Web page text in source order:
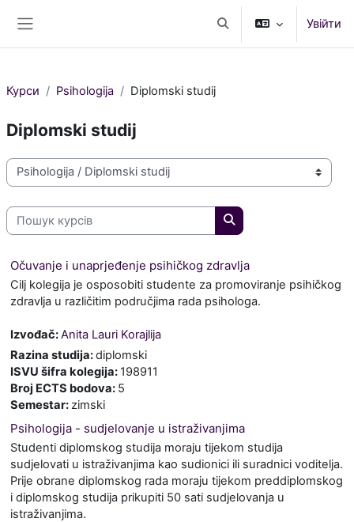
Переключити Увійти
Курси Psihologija Diplomski studij
Diplomski studij
Категорії курсів
Пошук курсів
Пошук курсів
Očuvanje i unaprjeđenje psihičkog zdravlja
Cilj kolegija je osposobiti studente za promoviranje psihičkog
zdravlja u različitim područjima rada psihologa.
Izvođač:Anita Lauri Korajlija
Razina studija:diplomski
ISVU šifra kolegija: 198911
Broj ECTS bodova: 5
Semestar:zimski
Psihologija - sudjelovanje u istraživanjima
Studenti diplomskog studija moraju tijekom studija
sudjelovati u istraživanjima kao sudionici ili suradnici voditelja.
Prije obrane diplomskog rada moraju tijekom preddiplomskog
i diplomskog studija prikupiti 50 sati sudjelovanja u
istraživanjima.